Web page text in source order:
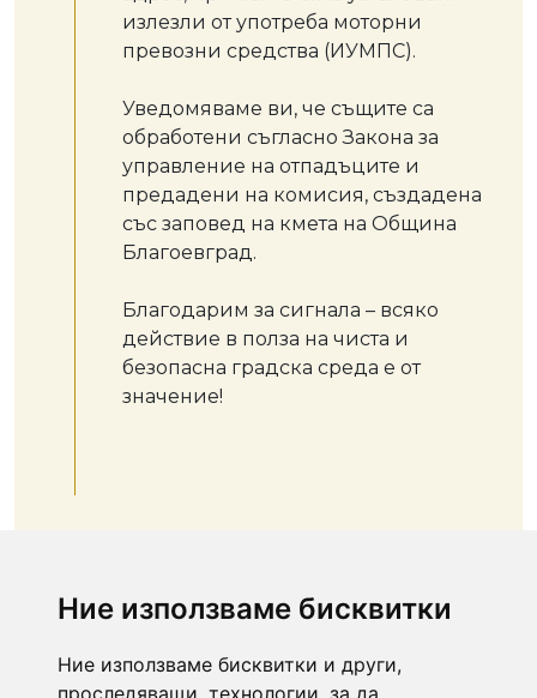
Ние използваме бисквитки
Ние използваме бисквитки и други,
проследяващи, технологии, за да
излезли от употреба моторни
превозни средства (ИУМПС).
Уведомяваме ви, че същите са
обработени съгласно Закона за
управление на отпадъците и
предадени на комисия, създадена
със заповед на кмета на Община
Благоевград.
Благодарим за сигнала – всяко
действие в полза на чиста и
безопасна градска среда е от
значение!